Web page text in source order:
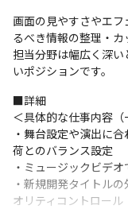
画面の見やすさやエ
るべき情報の整理・カ
担当分野は幅広く深
いポジションです。
■詳細
＜具体的な仕事内容（
・舞台設定や演出に
荷とのバランス設定
・ミュージックビデ
・新規開発タイトル
オリティコントロール